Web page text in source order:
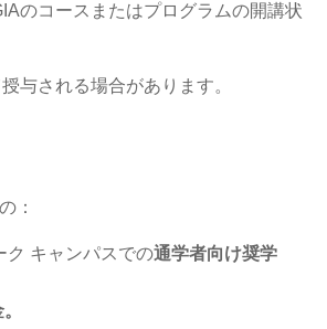
のコースまたはプログラムの開講状
与される場合があります。
：
ク キャンパスでの通学者向け奨学